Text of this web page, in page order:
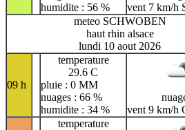
humidite : 56 %
vent 7 km/h
meteo SCHWOBEN
haut rhin alsace
lundi 10 aout 2026
09 h
temperature
29.6 C
pluie : 0 MM
nuages : 66 %
humidite : 34 %
vent 9 km/h
temperature